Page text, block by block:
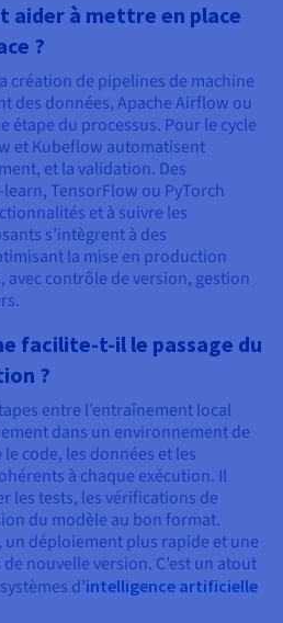
aider à mettre en place
?
création de pipelines de machine
des données, Apache Airflow ou
étape du processus. Pour le cycle
et Kubeflow automatisent
et la validation. Des
TensorFlow ou PyTorch
et à suivre les
s’intègrent à des
la mise en production
avec contrôle de version, gestion
facilite-t-il le passage du
?
entre l’entraînement local
dans un environnement de
code, les données et les
à chaque exécution. Il
les tests, les vérifications de
du modèle au bon format.
un déploiement plus rapide et une
nouvelle version. C’est un atout
d’intelligence artificielle